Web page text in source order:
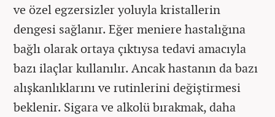
ve özel egzersizler yoluyla kristallerin
dengesi sağlanır. Eğer meniere hastalığına
bağlı olarak ortaya çıktıysa tedavi amacıyla
bazı ilaçlar kullanılır. Ancak hastanın da bazı
alışkanlıklarını ve rutinlerini değiştirmesi
beklenir. Sigara ve alkolü bırakmak, daha